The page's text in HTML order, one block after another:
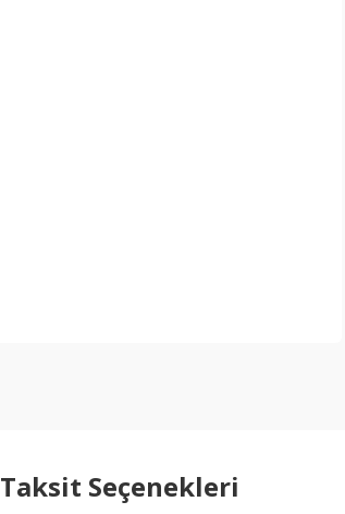
Taksit Seçenekleri